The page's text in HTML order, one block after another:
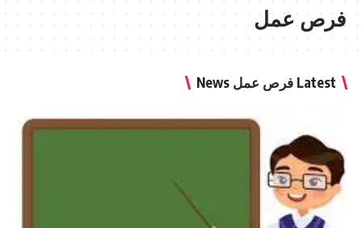
فرص عمل
Latest فرص عمل News